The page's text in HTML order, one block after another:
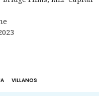
VILLANOS